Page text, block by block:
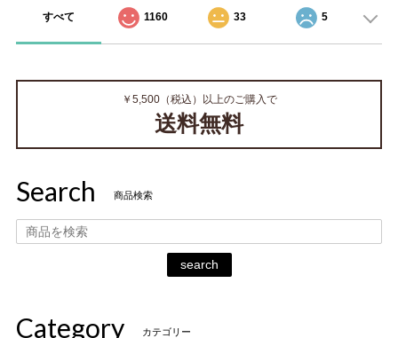
すべて 1160 33 5
￥5,500（税込）以上のご購入で
送料無料
Search 商品検索
search
Category カテゴリー